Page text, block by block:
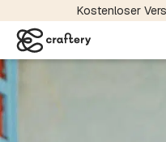
Kostenloser